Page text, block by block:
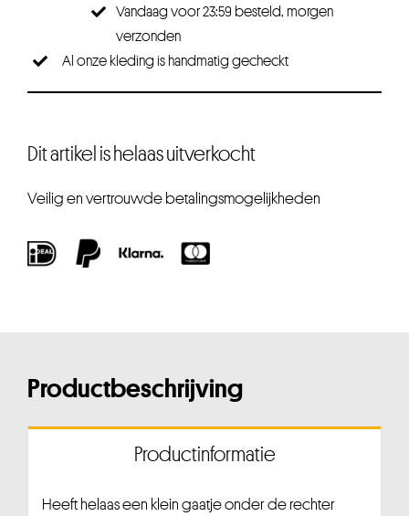
Vandaag voor 23:59 besteld, morgen
verzonden
Al onze kleding is handmatig gecheckt
Dit artikel is helaas uitverkocht
Veilig en vertrouwde betalingsmogelijkheden
Productbeschrijving
Productinformatie
Heeft helaas een klein gaatje onder de rechter